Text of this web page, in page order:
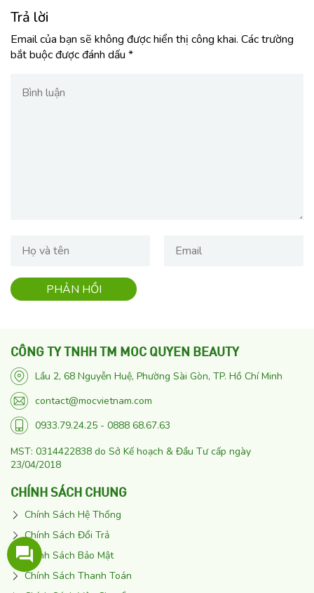
Trả lời
Email của bạn sẽ không được hiển thị công khai. Các trường
bắt buộc được đánh dấu *
CÔNG TY TNHH TM MOC QUYEN BEAUTY
Lầu 2, 68 Nguyễn Huệ, Phường Sài Gòn, TP. Hồ Chí Minh
contact@mocvietnam.com
0933.79.24.25 - 0888 68.67.63
MST: 0314422838 do Sở Kế hoạch & Đầu Tư cấp ngày
23/04/2018
CHÍNH SÁCH CHUNG
Chính Sách Hệ Thống
Chính Sách Đổi Trả
Chính Sách Bảo Mật
Chính Sách Thanh Toán